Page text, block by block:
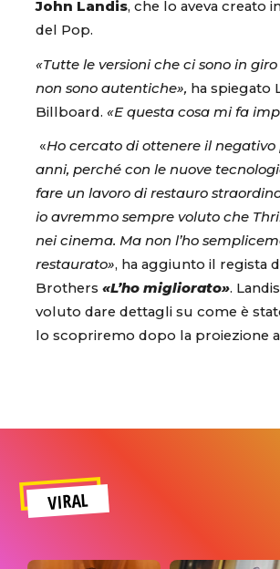
John Landis, che lo aveva creato
del Pop.
«Tutte le versioni che ci sono in
non sono autentiche», ha spiegato
Billboard. «E questa cosa mi fa
«Ho cercato di ottenere il
anni, perché con le nuove
fare un lavoro di restauro
io avremmo sempre voluto che
nei cinema. Ma non l’ho
restaurato», ha aggiunto il regista
Brothers «L’ho migliorato».
voluto dare dettagli su come è
lo scopriremo dopo la proiezione a
VIRAL